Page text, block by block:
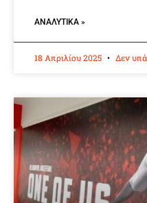
ΑΝΑΛΥΤΙΚΆ »
18 Απριλίου 2025 Δεν